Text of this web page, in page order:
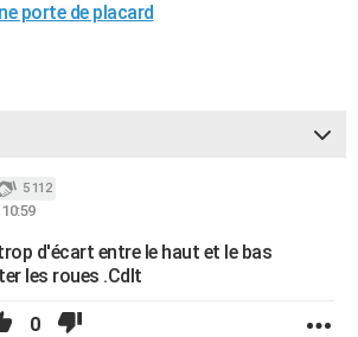
porte de placard
5 112
d'écart entre le haut et le bas
les roues .Cdlt
0